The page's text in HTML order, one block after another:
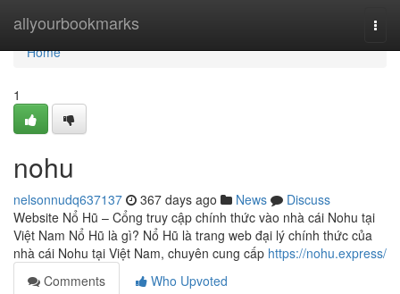
allyourbookmarks
Home
Home
1
nohu
nelsonnudq637137 367 days ago News
Discuss
Website Nổ Hũ – Cổng truy cập chính thức vào nhà cái Nohu tại
Việt Nam Nổ Hũ là gì? Nổ Hũ là trang web đại lý chính thức của
nhà cái Nohu tại Việt Nam, chuyên cung cấp https://nohu.express/
Comments
Who Upvoted